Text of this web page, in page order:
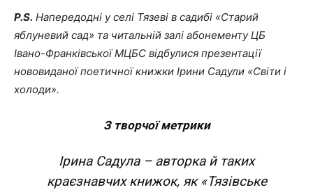
P.S. Напередодні у селі Тязеві в садибі «Старий
яблуневий сад» та читальній залі абонементу ЦБ
Івано-Франківської МЦБС відбулися презентації
нововиданої поетичної книжки Ірини Садули «Світи і
холоди».
З творчої метрики
Ірина Садула – авторка й таких
краєзнавчих книжок, як «Тязівське